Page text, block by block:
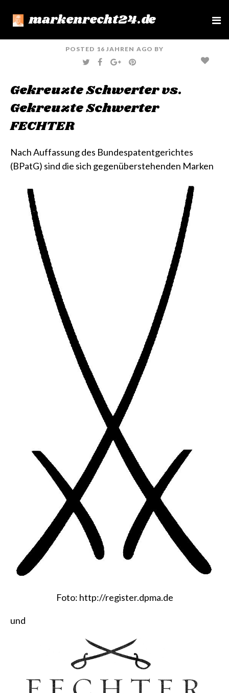
markenrecht24.de
e
POSTED 16 JAHREN AGO BY
T
W
E
F
A
O
G
O
E
P
I
R
T
Gekreuzte Schwerter vs.
Gekreuzte Schwerter
FECHTER
Nach Auffassung des Bundespatentgerichtes
(BPatG) sind die sich gegenüberstehenden Marken
Foto: http://register.dpma.de
und